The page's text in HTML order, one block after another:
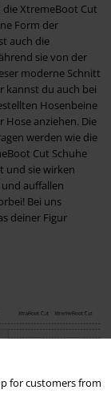
for customers from
XtremeBoot Cut
Form der
auch die
sie von der
moderne Schnitt
kannst du auch bei
Hosenbeine
anziehen. Die
werden wie die
Cut Schuhe
und sie wirken
auffallen
Bei uns
deiner Figur